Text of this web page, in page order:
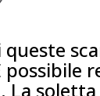
queste
La soletta